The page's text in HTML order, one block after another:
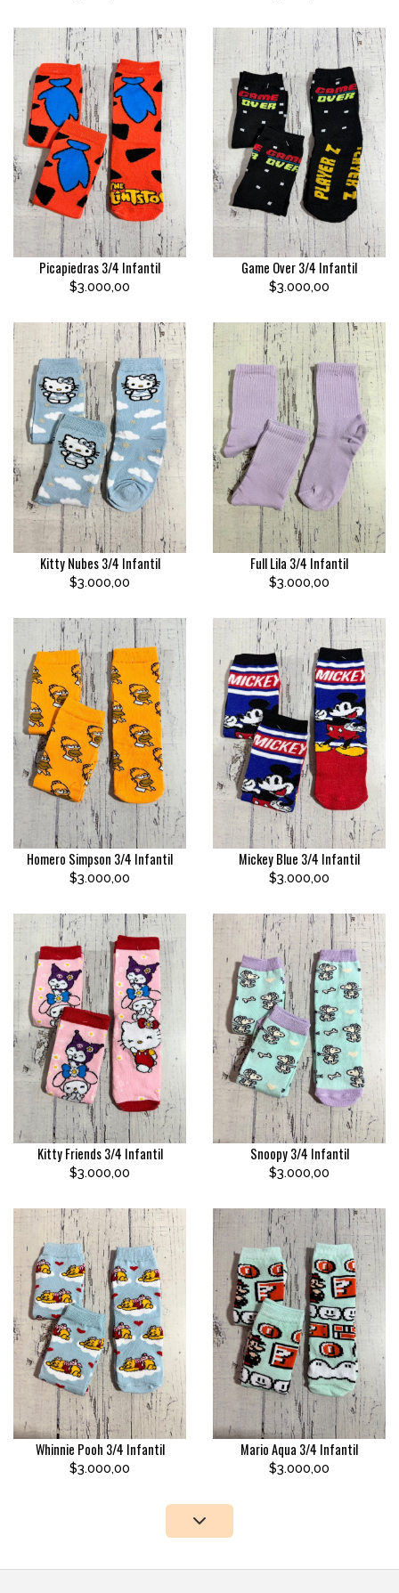
Picapiedras 3/4 Infantil
$3.000,00
Game Over 3/4 Infantil
$3.000,00
Kitty Nubes 3/4 Infantil
$3.000,00
Full Lila 3/4 Infantil
$3.000,00
Homero Simpson 3/4 Infantil
$3.000,00
Mickey Blue 3/4 Infantil
$3.000,00
Kitty Friends 3/4 Infantil
$3.000,00
Snoopy 3/4 Infantil
$3.000,00
Whinnie Pooh 3/4 Infantil
$3.000,00
Mario Aqua 3/4 Infantil
$3.000,00